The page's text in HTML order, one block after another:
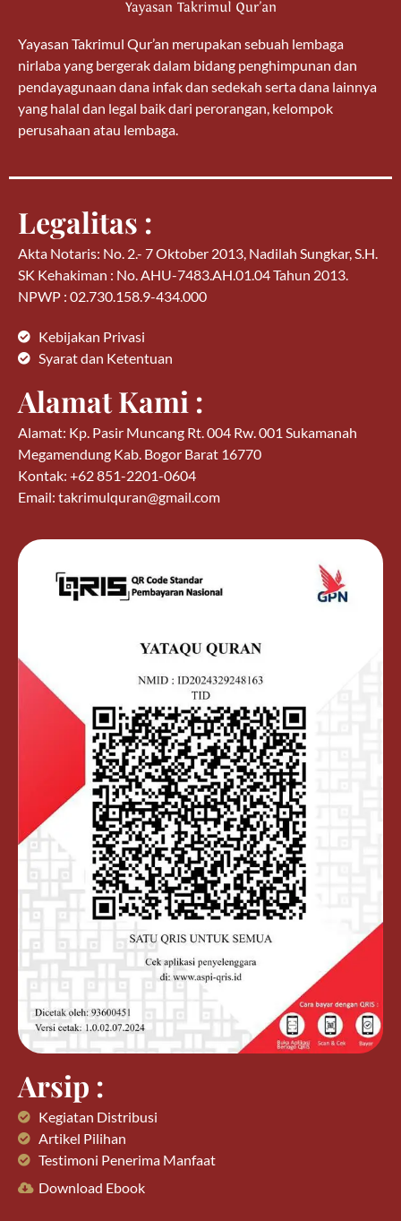
Yayasan Takrimul Qur’an merupakan sebuah lembaga
nirlaba yang bergerak dalam bidang penghimpunan dan
pendayagunaan dana infak dan sedekah serta dana lainnya
yang halal dan legal baik dari perorangan, kelompok
perusahaan atau lembaga.
Legalitas :
Akta Notaris: No. 2.- 7 Oktober 2013, Nadilah Sungkar, S.H.
SK Kehakiman : No. AHU-7483.AH.01.04 Tahun 2013.
NPWP : 02.730.158.9-434.000
Kebijakan Privasi
Syarat dan Ketentuan
Alamat Kami :
Alamat: Kp. Pasir Muncang Rt. 004 Rw. 001 Sukamanah
Megamendung Kab. Bogor Barat 16770
Kontak: +62 851-2201-0604
Email: takrimulquran@gmail.com
Arsip :
Kegiatan Distribusi
Artikel Pilihan
Testimoni Penerima Manfaat
Download Ebook